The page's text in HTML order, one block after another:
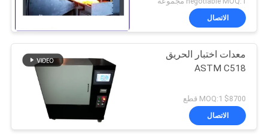
الاتصال
معدات اختبار الحريق
ASTM C518
$8700 MOQ:1 قطع
الاتصال